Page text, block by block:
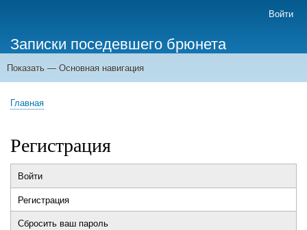
основному
содержанию
учётной
записи
пользователя
Войти
Записки поседевшего брюнета
Основная
Показать — Основная навигация
Главная
Строка
Главная
Регистрация
Главные
вкладки
Войти
Регистрация
вкладка)
Сбросить ваш пароль